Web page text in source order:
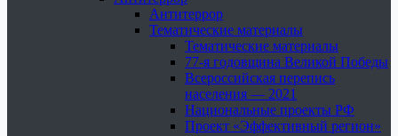
Антитеррор
Тематические материалы
Тематические материалы
77-я годовщина Великой Победы
Всероссийская перепись
населения — 2021
Национальные проекты РФ
Проект «Эффективный регион»